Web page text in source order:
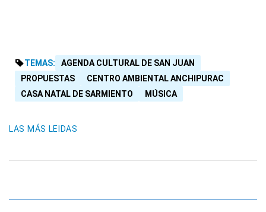
TEMAS:
AGENDA CULTURAL DE SAN JUAN
PROPUESTAS
CENTRO AMBIENTAL ANCHIPURAC
CASA NATAL DE SARMIENTO
MÚSICA
LAS MÁS LEIDAS